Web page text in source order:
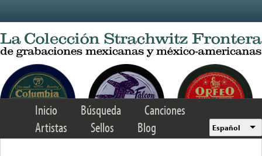
Inicio Búsqueda
Canciones
Artistas
Sellos Blog Español